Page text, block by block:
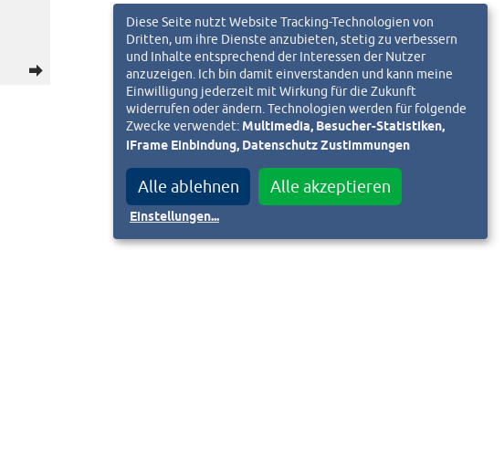
d
Diese Seite nutzt Website Tracking-Technologien von
Dritten, um ihre Dienste anzubieten, stetig zu verbessern
und Inhalte entsprechend der Interessen der Nutzer
anzuzeigen. Ich bin damit einverstanden und kann meine
Einwilligung jederzeit mit Wirkung für die Zukunft
widerrufen oder ändern. Technologien werden für folgende
Zwecke verwendet:Multimedia, Besucher-Statistiken,
iFrame Einbindung, Datenschutz Zustimmungen
Alle ablehnen Alle akzeptieren
Einstellungen...